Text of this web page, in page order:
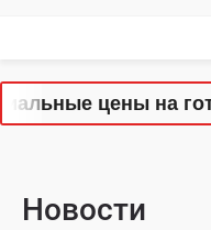
цены на
Новости